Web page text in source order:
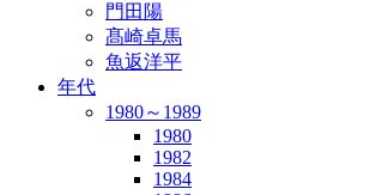
門田陽
髙崎卓馬
魚返洋平
年代
1980～1989
1980
1982
1984